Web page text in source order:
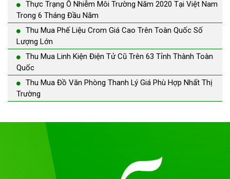
Thực Trạng Ô Nhiễm Môi Trường Năm 2020 Tại Việt Nam
Trong 6 Tháng Đầu Năm
Thu Mua Phế Liệu Crom Giá Cao Trên Toàn Quốc Số
Lượng Lớn
Thu Mua Linh Kiện Điện Tử Cũ Trên 63 Tỉnh Thành Toàn
Quốc
Thu Mua Đồ Văn Phòng Thanh Lý Giá Phù Hợp Nhất Thị
Trường